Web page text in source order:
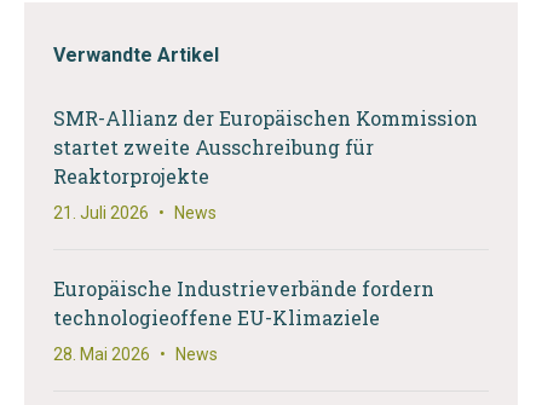
Verwandte Artikel
SMR-Allianz der Europäischen Kommission
startet zweite Ausschreibung für
Reaktorprojekte
21. Juli 2026 • News
Europäische Industrieverbände fordern
technologieoffene EU-Klimaziele
28. Mai 2026 • News